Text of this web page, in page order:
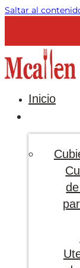
Saltar al
Inicio